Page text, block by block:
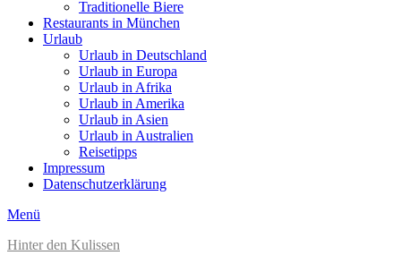
Traditionelle Biere
Restaurants in München
Urlaub
Urlaub in Deutschland
Urlaub in Europa
Urlaub in Afrika
Urlaub in Amerika
Urlaub in Asien
Urlaub in Australien
Reisetipps
Impressum
Datenschutzerklärung
Menü
Hinter den Kulissen